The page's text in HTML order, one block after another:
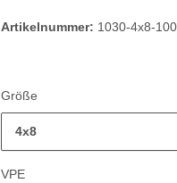
Artikelnummer: 1030-4x8-100
Größe
4x8
VPE